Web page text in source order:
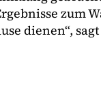
zum
dienen“,